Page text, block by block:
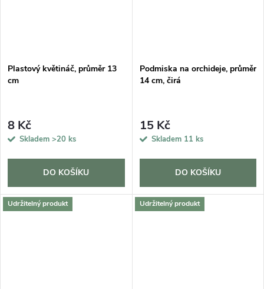
Plastový květináč, průměr 13
cm
8 Kč
Skladem >20 ks
DO KOŠÍKU
Podmiska na orchideje, průměr
14 cm, čirá
15 Kč
Skladem 11 ks
DO KOŠÍKU
Udržitelný produkt Udržitelný produkt